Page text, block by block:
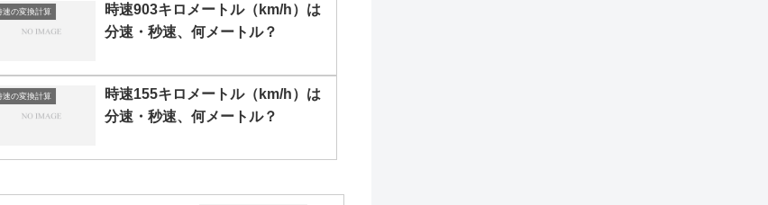
速の変換計算
時速903キロメートル（km/h）は
分速・秒速、何メートル？
速の変換計算
時速155キロメートル（km/h）は
分速・秒速、何メートル？